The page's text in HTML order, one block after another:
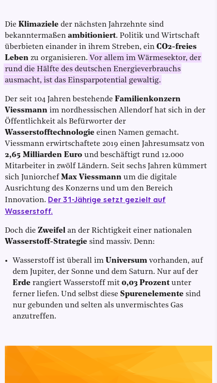
Die Klimaziele der nächsten Jahrzehnte sind
bekanntermaßen ambitioniert. Politik und Wirtschaft
überbieten einander in ihrem Streben, ein CO2-freies
Leben zu organisieren. Vor allem im Wärmesektor, der
rund die Hälfte des deutschen Energieverbrauchs
ausmacht, ist das Einsparpotential gewaltig.
Der seit 104 Jahren bestehende Familienkonzern
Viessmann im nordhessischen Allendorf hat sich in der
Öffentlichkeit als Befürworter der
Wasserstofftechnologie einen Namen gemacht.
Viessmann erwirtschaftete 2019 einen Jahresumsatz von
2,65 Milliarden Euro und beschäftigt rund 12.000
Mitarbeiter in zwölf Ländern. Seit sechs Jahren kümmert
sich Juniorchef Max Viessmann um die digitale
Ausrichtung des Konzerns und um den Bereich
Innovation. Der 31-Jährige setzt gezielt auf
Wasserstoff.
Doch die Zweifel an der Richtigkeit einer nationalen
Wasserstoff-Strategie sind massiv. Denn:
Wasserstoff ist überall im Universum vorhanden, auf
dem Jupiter, der Sonne und dem Saturn. Nur auf der
Erde rangiert Wasserstoff mit 0,03 Prozent unter
ferner liefen. Und selbst diese Spurenelemente sind
nur gebunden und selten als unvermischtes Gas
anzutreffen.